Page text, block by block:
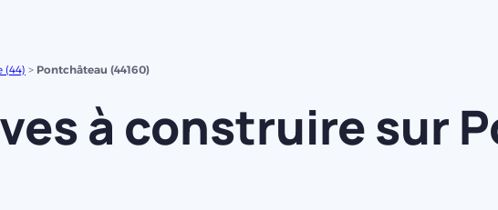
(44) > Pontchâteau (44160)
à construire sur